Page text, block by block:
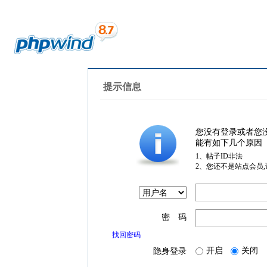
提示信息
您没有登录或者您
能有如下几个原因
1、帖子ID非法
2、您还不是站点会员
密 码
找回密码
隐身登录 开启 关闭